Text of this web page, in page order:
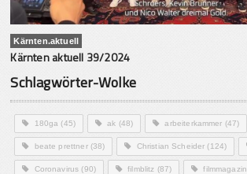
Kärnten.aktuell
Kärnten aktuell 39/2024
Schlagwörter-Wolke
180ga (45) ak (48) arbeiterkammer (47)
beate prettner(38) Christian Scheider (124)
Coronavirus (90) filmblitz (87) filmmagazin